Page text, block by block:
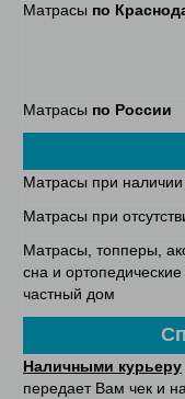
Матрасы по
Матрасы по России
Матрасы при
Матрасы при
Матрасы, топперы,
сна и
частный дом
Наличными курьеру
передает Вам чек и